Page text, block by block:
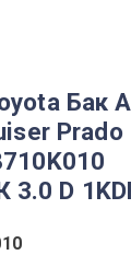
Бак
D